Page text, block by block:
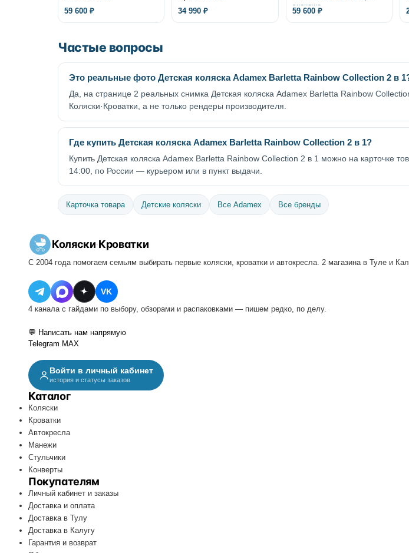
59 600 ₽ 34 990 ₽
экокожа
59 600 ₽
Частые вопросы
Это реальные фото Детская коляска Adamex Barletta Rainbow Collection 2 в
Да, на странице 2 реальных снимка Детская коляска Adamex Barletta Rainbow
Коляски·Кроватки, а не только рендеры производителя.
Где купить Детская коляска Adamex Barletta Rainbow Collection 2 в 1?
Купить Детская коляска Adamex Barletta Rainbow Collection 2 в 1 можно на
14:00, по России — курьером или в пункт выдачи.
Карточка товара Детские коляски Все Adamex Все бренды
Коляски·Кроватки
С 2004 года помогаем семьям выбирать первые коляски, кроватки и автокресла. 2 магазина в Туле и
VK
4 канала с гайдами по выбору, обзорами и распаковками — пишем редко, по делу.
💬 Написать нам напрямую
Telegram MAX
Войти в личный кабинет
история и статусы заказов
Каталог
Коляски
Кроватки
Автокресла
Манежи
Стульчики
Конверты
Покупателям
Личный кабинет и заказы
Доставка и оплата
Доставка в Тулу
Доставка в Калугу
Гарантия и возврат